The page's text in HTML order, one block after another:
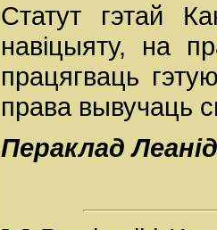
Статут гэтай
навіцыяту, на
працягваць
права вывучаць
Пераклад